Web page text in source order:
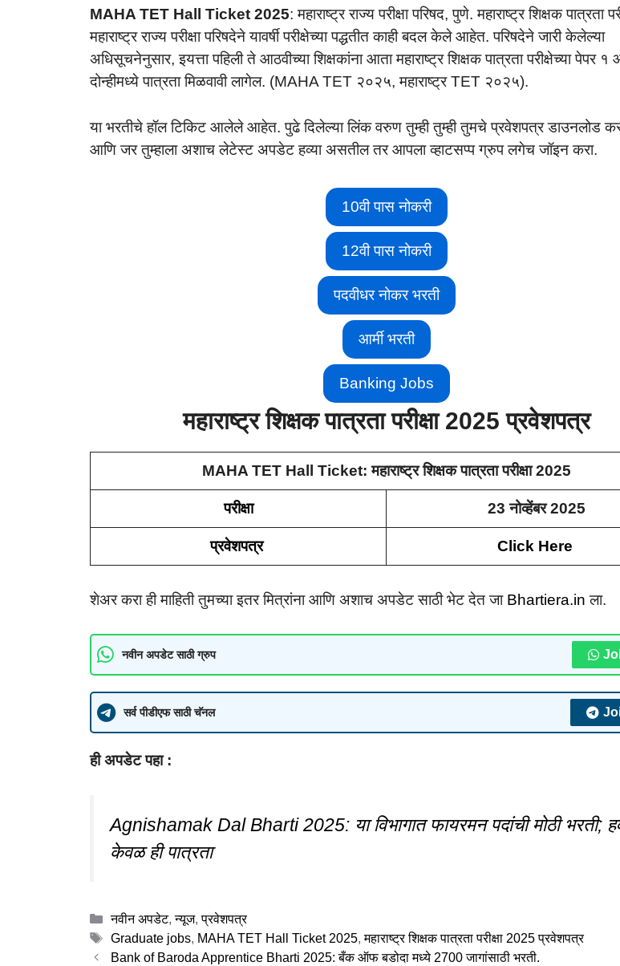
MAHA TET Hall Ticket 2025: महाराष्ट्र राज्य परीक्षा परिषद, पुणे. महाराष्ट्र शिक्षक पात्रता
महाराष्ट्र राज्य परीक्षा परिषदेने यावर्षी परीक्षेच्या पद्धतीत काही बदल केले आहेत. परिषदेने जारी केलेल्या
अधिसूचनेनुसार, इयत्ता पहिली ते आठवीच्या शिक्षकांना आता महाराष्ट्र शिक्षक पात्रता परीक्षेच्या पेपर
दोन्हीमध्ये पात्रता मिळवावी लागेल. (MAHA TET २०२५, महाराष्ट्र TET २०२५).
या भरतीचे हॉल टिकिट आलेले आहेत. पुढे दिलेल्या लिंक वरुण तुम्ही तुम्ही तुमचे प्रवेशपत्र डाउनलोड
आणि जर तुम्हाला अशाच लेटेस्ट अपडेट हव्या असतील तर आपला व्हाटसप्प ग्रुप लगेच जॉइन करा.
10वी पास नोकरी
12वी पास नोकरी
पदवीधर नोकर भरती
आर्मी भरती
Banking Jobs
महाराष्ट्र शिक्षक पात्रता परीक्षा 2025 प्रवेशपत्र
MAHA TET Hall Ticket: महाराष्ट्र शिक्षक पात्रता परीक्षा 2025
परीक्षा 23 नोव्हेंबर 2025
प्रवेशपत्र Click Here
शेअर करा ही माहिती तुमच्या इतर मित्रांना आणि अशाच अपडेट साठी भेट देत जा Bhartiera.in ला.
नवीन अपडेट साठी ग्रुप
सर्व पीडीएफ साठी चॅनल
ही अपडेट पहा :
Agnishamak Dal Bharti 2025: या विभागात फायरमन पदांची मोठी भरती;
केवळ ही पात्रता
Categories
नवीन अपडेट,न्यूज,प्रवेशपत्र
Tags
Graduate jobs, MAHA TET Hall Ticket 2025,महाराष्ट्र शिक्षक पात्रता परीक्षा 2025 प्रवेशपत्र
Bank of Baroda Apprentice Bharti 2025: बँक ऑफ बडोदा मध्ये 2700 जागांसाठी भरती.